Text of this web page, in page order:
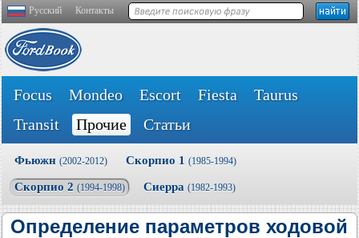
Русский Контакты
Focus Mondeo Escort Fiesta
Taurus
Transit
Прочие Статьи
Фьюжн (2002-2012) Скорпио 1 (1985-1994)
Скорпио 2 (1994-1998) Сиерра (1982-1993)
Определение параметров ходовой